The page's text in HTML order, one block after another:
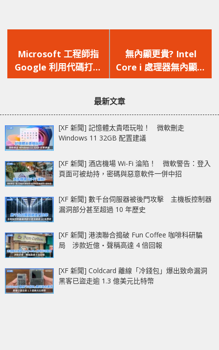
一
篇
文
Microsoft 工程師指
Google 利用代碼打擊
Edge 的效能
一
篇
文
無內顯更貴? Intel
Core i 處理器無內顯版
本出爐
最新文章
[XF 新聞] 記憶體太貴唔玩啦！ 微軟刪走
Windows 11 32GB 配置建議
[XF 新聞] 酒店機場 Wi-Fi 淪陷！ 微軟警告：登入
頁面可被劫持，密碼與惡意軟件一併中招
[XF 新聞] 數千台伺服器被後門攻擊 主機板控制器
漏洞部分甚至超過 10 年歷史
[XF 新聞] 港澳聯合搗破 Fun Coffee 咖啡科研騙
局 涉款近億‧聲稱高達 4 倍回報
[XF 新聞] Coldcard 離線「冷錢包」爆出致命漏洞
黑客已盜走逾 1.3 億美元比特幣